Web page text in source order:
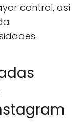
control, así